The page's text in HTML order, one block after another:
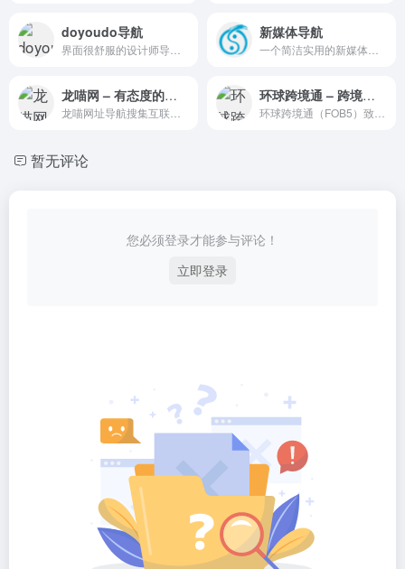
doyoudo导航 新媒体导航
龙喵网 – 有态度的网址导航 环球跨境通 – 跨境电商综合信息服务平台
暂无评论
您必须登录才能参与评论！
立即登录